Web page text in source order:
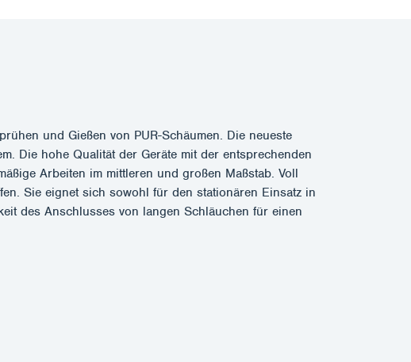
und Gießen von PUR-Schäumen. Die neueste
Die hohe Qualität der Geräte mit der entsprechenden
Arbeiten im mittleren und großen Maßstab. Voll
Sie eignet sich sowohl für den stationären Einsatz in
des Anschlusses von langen Schläuchen für einen